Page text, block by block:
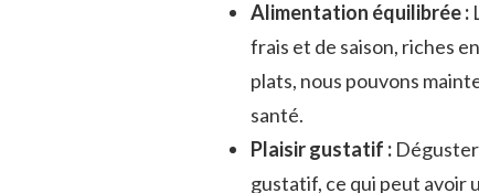
Alimentation équilibrée :
frais ⁣et de saison,​ riches
plats, ‍nous pouvons
santé.
Plaisir gustatif ⁣:
gustatif, ce qui peut avoir